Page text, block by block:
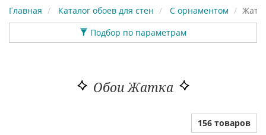
Главная Каталог обоев для стен С орнаментом
Подбор по параметрам
Обои Жатка
156 товаров